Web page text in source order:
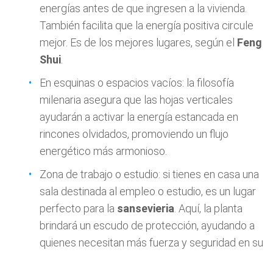
energías antes de que ingresen a la vivienda.
También facilita que la energía positiva circule
mejor. Es de los mejores lugares, según el Feng
Shui
En esquinas o espacios vacíos: la filosofía
milenaria asegura que las hojas verticales
ayudarán a activar la energía estancada en
rincones olvidados, promoviendo un flujo
energético más armonioso.
Zona de trabajo o estudio: si tienes en casa una
sala destinada al empleo o estudio, es un lugar
perfecto para la sansevieria . Aquí, la planta
brindará un escudo de protección, ayudando a
quienes necesitan más fuerza y seguridad en su